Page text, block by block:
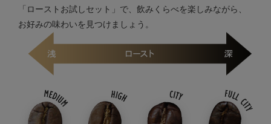
「ローストお試しセット」で、飲みくらべを楽しみながら、
お好みの味わいを見つけましょう。